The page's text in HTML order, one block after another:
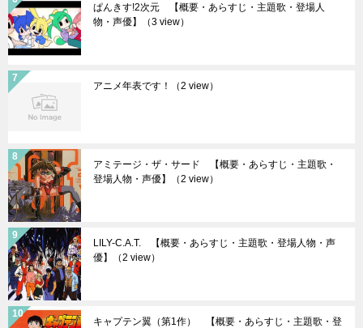
ぱんきす!2次元 【概要・あらすじ・主題歌・登場人
物・声優】
（3 view）
アニメ年表です！ （2 view）
アミテージ・ザ・サード 【概要・あらすじ・主題歌・
登場人物・声優】
（2 view）
LILY-C.A.T. 【概要・あらすじ・主題歌・登場人物・声
優】
（2 view）
キャプテン翼（第1作） 【概要・あらすじ・主題歌・登